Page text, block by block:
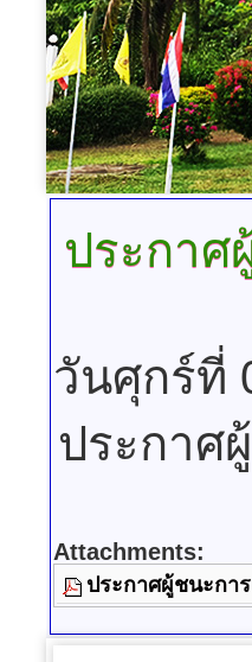
ประกาศ
วันศุกร์ที่
ประกาศ
Attachments:
ประกาศผู้ชนะกา